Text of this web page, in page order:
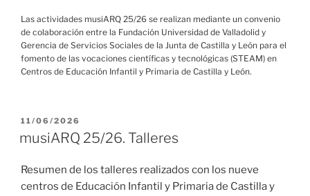
Las actividades musiARQ 25/26 se realizan mediante un convenio
de colaboración entre la Fundación Universidad de Valladolid y
Gerencia de Servicios Sociales de la Junta de Castilla y León para el
fomento de las vocaciones científicas y tecnológicas (STEAM) en
Centros de Educación Infantil y Primaria de Castilla y León.
PUBLICADO
11/06/2026
musiARQ 25/26. Talleres
Resumen de los talleres realizados con los nueve
centros de Educación Infantil y Primaria de Castilla y